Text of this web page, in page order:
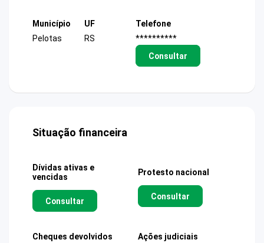
Município
Pelotas
UF
RS
Telefone
**********
Consultar
Situação financeira
Dívidas ativas e
vencidas
Consultar
Protesto nacional
Consultar
Cheques devolvidos Ações judiciais